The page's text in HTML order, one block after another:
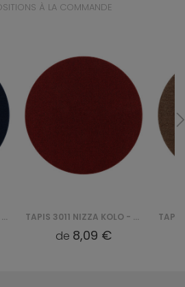
À LA COMMANDE
TAPIS 3016 NIZZA KOLO - GRANATOWY TAPIS 3011 NIZZA KOLO - CZERWONY
de 8,09 €